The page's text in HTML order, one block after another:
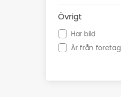
Övrigt
Har bild
Är från företag